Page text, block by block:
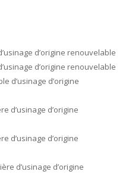
d’origine renouvelable
d’origine renouvelable
d’usinage d’origine
d’usinage d’origine
d’usinage d’origine
d’usinage d’origine